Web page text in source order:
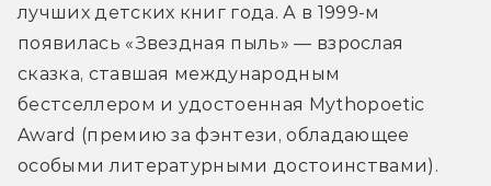
лучших детских книг года. А в 1999-м
появилась «Звездная пыль» — взрослая
сказка, ставшая международным
бестселлером и удостоенная Mythopoetic
Award (премию за фэнтези, обладающее
особыми литературными достоинствами).